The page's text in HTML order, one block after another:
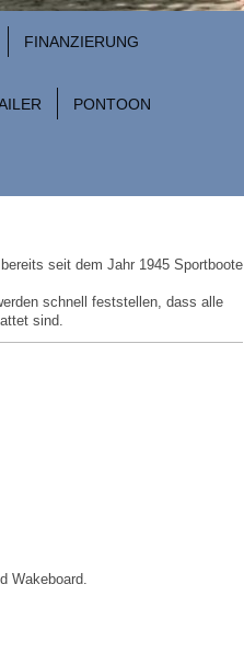
FINANZIERUNG
PONTOON
seit dem Jahr 1945 Sportboote
schnell feststellen, dass alle
sind.
Wakeboard.